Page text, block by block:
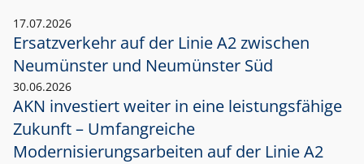
17.07.2026
Ersatzverkehr auf der Linie A2 zwischen
Neumünster und Neumünster Süd
30.06.2026
AKN investiert weiter in eine leistungsfähige
Zukunft – Umfangreiche
Modernisierungsarbeiten auf der Linie A2